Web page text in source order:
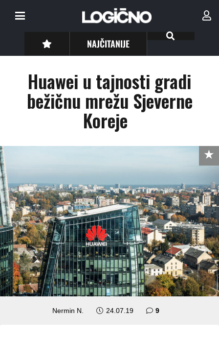
NAJČITANIJE
Huawei u tajnosti gradi
bežičnu mrežu Sjeverne
Koreje
Nermin N. 24.07.19 9komentara